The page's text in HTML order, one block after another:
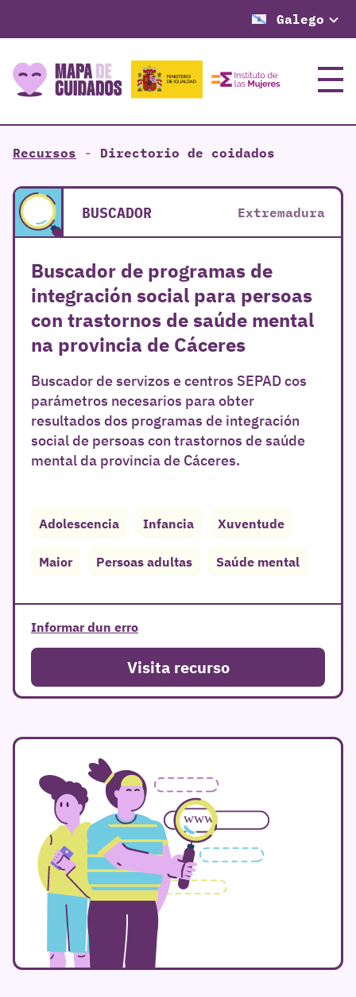
Galego
Menú
Recursos - Directorio de coidados
BUSCADOR Extremadura
Buscador de programas de
integración social para persoas
con trastornos de saúde mental
na provincia de Cáceres
Buscador de servizos e centros SEPAD cos
parámetros necesarios para obter
resultados dos programas de integración
social de persoas con trastornos de saúde
mental da provincia de Cáceres.
Adolescencia Infancia Xuventude
Maior Persoas adultas Saúde mental
Informar dun erro
Visita recurso